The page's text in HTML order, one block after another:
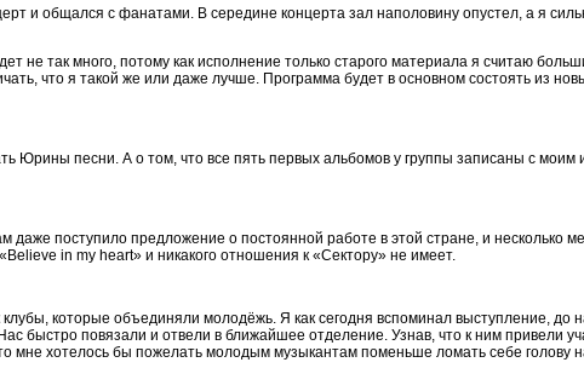
и общался с фанатами. В середине концерта зал наполовину опустел, а я
так много, потому как исполнение только старого материала я считаю
что я такой же или даже лучше. Программа будет в основном состоять из
Юрины песни. А о том, что все пять первых альбомов у группы записаны с
поступило предложение о постоянной работе в этой стране, и несколько
in my heart» и никакого отношения к «Сектору» не имеет.
которые объединяли молодёжь. Я как сегодня вспоминал выступление, до
быстро повязали и отвели в ближайшее отделение. Узнав, что к ним привели
мне хотелось бы пожелать молодым музыкантам поменьше ломать себе голову